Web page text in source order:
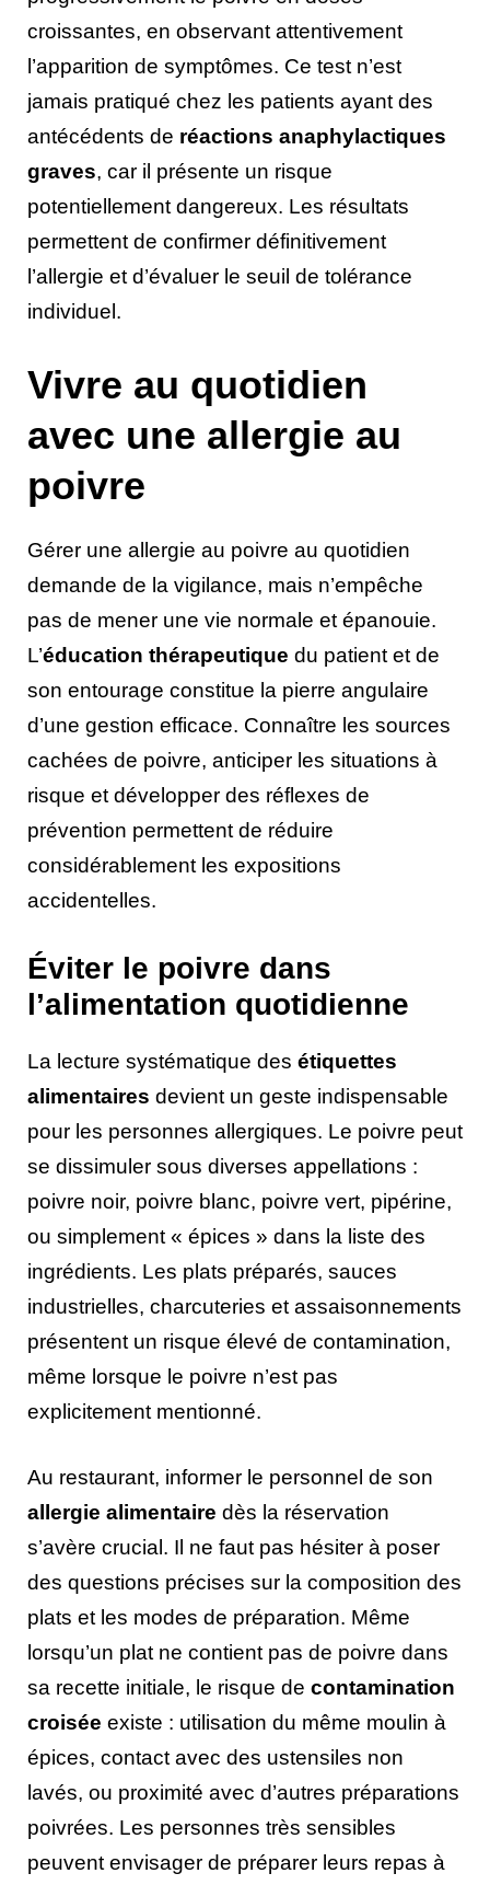
croissantes, en observant attentivement
l’apparition de symptômes. Ce test n’est
jamais pratiqué chez les patients ayant des
antécédents de réactions anaphylactiques
graves, car il présente un risque
potentiellement dangereux. Les résultats
permettent de confirmer définitivement
l’allergie et d’évaluer le seuil de tolérance
individuel.
Vivre au quotidien
avec une allergie au
poivre
Gérer une allergie au poivre au quotidien
demande de la vigilance, mais n’empêche
pas de mener une vie normale et épanouie.
L’éducation thérapeutique du patient et de
son entourage constitue la pierre angulaire
d’une gestion efficace. Connaître les sources
cachées de poivre, anticiper les situations à
risque et développer des réflexes de
prévention permettent de réduire
considérablement les expositions
accidentelles.
Éviter le poivre dans
l’alimentation quotidienne
La lecture systématique des étiquettes
alimentaires devient un geste indispensable
pour les personnes allergiques. Le poivre peut
se dissimuler sous diverses appellations :
poivre noir, poivre blanc, poivre vert, pipérine,
ou simplement « épices » dans la liste des
ingrédients. Les plats préparés, sauces
industrielles, charcuteries et assaisonnements
présentent un risque élevé de contamination,
même lorsque le poivre n’est pas
explicitement mentionné.
Au restaurant, informer le personnel de son
allergie alimentaire dès la réservation
s’avère crucial. Il ne faut pas hésiter à poser
des questions précises sur la composition des
plats et les modes de préparation. Même
lorsqu’un plat ne contient pas de poivre dans
sa recette initiale, le risque de contamination
croisée existe : utilisation du même moulin à
épices, contact avec des ustensiles non
lavés, ou proximité avec d’autres préparations
poivrées. Les personnes très sensibles
peuvent envisager de préparer leurs repas à